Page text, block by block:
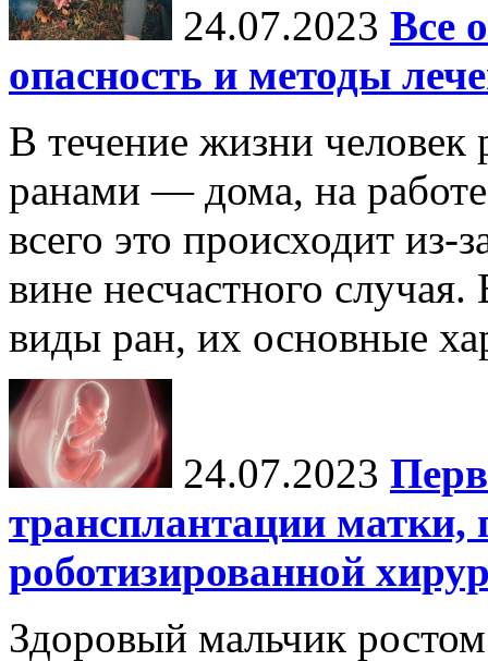
24.07.2023 Все
опасность и методы
В течение жизни человек
ранами — дома, на
всего это происходит из-
вине несчастного
виды ран, их основные
24.07.2023
трансплантации
роботизированной
Здоровый мальчик